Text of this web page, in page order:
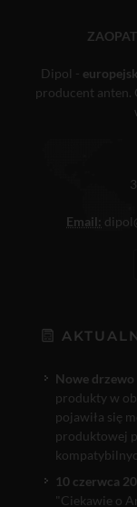
Dipol -
producent anten.
Email:
Nowe
produkty w
pojawiła się
produktowej
10 czerwca
"Ciekawie o